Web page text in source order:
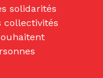
solidarités
collectivités